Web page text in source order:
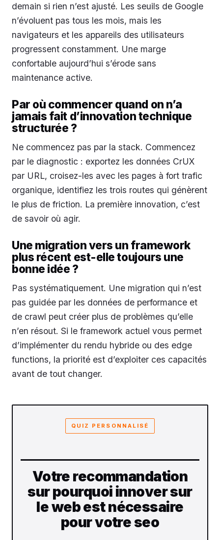
demain si rien n’est ajusté. Les seuils de Google
n’évoluent pas tous les mois, mais les
navigateurs et les appareils des utilisateurs
progressent constamment. Une marge
confortable aujourd’hui s’érode sans
maintenance active.
Par où commencer quand on n’a
jamais fait d’innovation technique
structurée ?
Ne commencez pas par la stack. Commencez
par le diagnostic : exportez les données CrUX
par URL, croisez-les avec les pages à fort trafic
organique, identifiez les trois routes qui génèrent
le plus de friction. La première innovation, c’est
de savoir où agir.
Une migration vers un framework
plus récent est-elle toujours une
bonne idée ?
Pas systématiquement. Une migration qui n’est
pas guidée par les données de performance et
de crawl peut créer plus de problèmes qu’elle
n’en résout. Si le framework actuel vous permet
d’implémenter du rendu hybride ou des edge
functions, la priorité est d’exploiter ces capacités
avant de tout changer.
QUIZ PERSONNALISÉ
Votre recommandation
sur pourquoi innover sur
le web est nécessaire
pour votre seo